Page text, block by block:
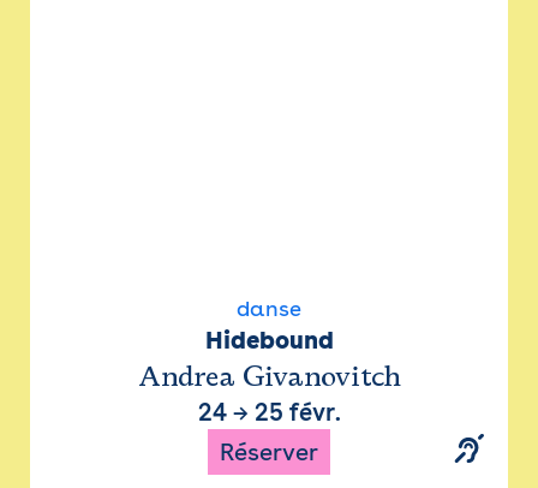
danse
Hidebound
Andrea Givanovitch
24→ 25 févr.
Réserver